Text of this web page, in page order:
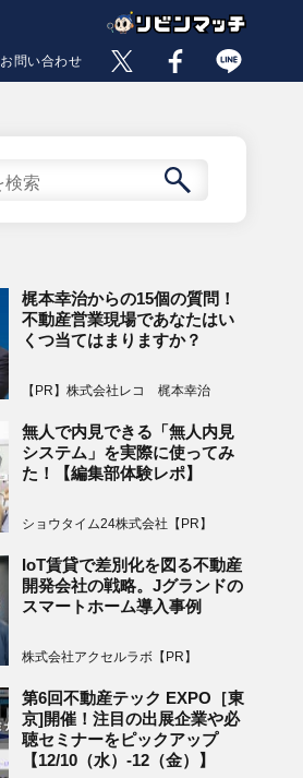
お問い合わせ
梶本幸治からの15個の質問！
不動産営業現場であなたはい
くつ当てはまりますか？
【PR】株式会社レコ 梶本幸治
無人で内見できる「無人内見
システム」を実際に使ってみ
た！【編集部体験レポ】
ショウタイム24株式会社【PR】
IoT賃貸で差別化を図る不動産
開発会社の戦略。Jグランドの
スマートホーム導入事例
株式会社アクセルラボ【PR】
第6回不動産テック EXPO［東
京]開催！注目の出展企業や必
聴セミナーをピックアップ
【12/10（水）-12（金）】